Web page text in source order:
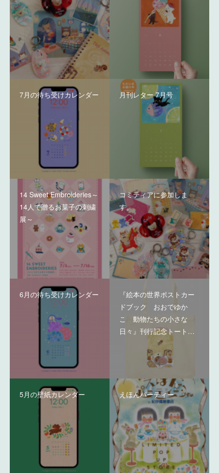
7月の待ち受けカレンダー 月刊レター 7月号
14 Sweet Embroideries～
14人で贈るお菓子の刺繍
展～
コミティアに参加しま
す。
6月の待ち受けカレンダー
『絵本の世界ポストカー
ドブック おおでゆか
こ 動物たちの小さな
日々』刊行記念トート…
5月の壁紙カレンダー えほんパーティー